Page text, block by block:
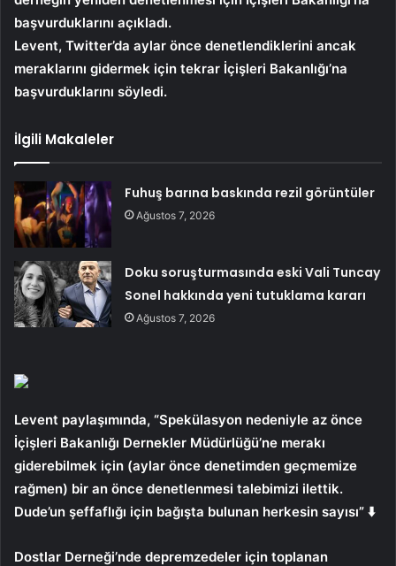
başvurduklarını açıkladı.
Levent, Twitter’da aylar önce denetlendiklerini ancak
meraklarını gidermek için tekrar İçişleri Bakanlığı’na
başvurduklarını söyledi.
İlgili Makaleler
Fuhuş barına baskında rezil görüntüler
Ağustos 7, 2026
Doku soruşturmasında eski Vali Tuncay
Sonel hakkında yeni tutuklama kararı
Ağustos 7, 2026
Levent paylaşımında, “Spekülasyon nedeniyle az önce
İçişleri Bakanlığı Dernekler Müdürlüğü’ne merakı
giderebilmek için (aylar önce denetimden geçmemize
rağmen) bir an önce denetlenmesi talebimizi ilettik.
Dude’un şeffaflığı için bağışta bulunan herkesin sayısı” ⬇️
Dostlar Derneği’nde depremzedeler için toplanan